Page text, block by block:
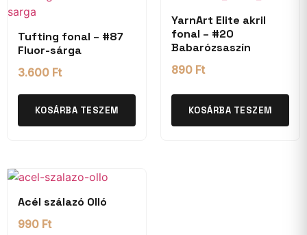
Tufting fonal – #87
Fluor-sárga
3.600 Ft
KOSÁRBA TESZEM
YarnArt Elite akril
fonal – #20
Babarózsaszín
890 Ft
KOSÁRBA TESZEM
Acél szálazó Olló
990 Ft